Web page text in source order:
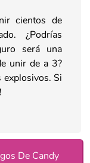
cientos de
¿Podrías
será una
unir de a 3?
explosivos. Si
De Candy